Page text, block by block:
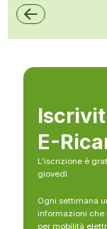
E-
L’iscrizione è
giovedì
Ogni settimana
informazioni che
per mobilità